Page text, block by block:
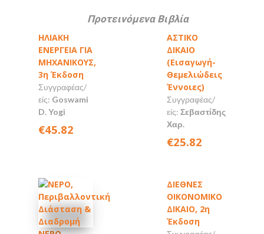
Προτεινόμενα Βιβλία
ΗΛΙΑΚΗ
ΕΝΕΡΓΕΙΑ ΓΙΑ
ΜΗΧΑΝΙΚΟΥΣ,
3η Έκδοση
Συγγραφέας/
είς: Goswami
D. Yogi
€45.82
ΑΣΤΙΚΟ
ΔΙΚΑΙΟ
(Εισαγωγή-
Θεμελιώδεις
Έννοιες)
Συγγραφέας/
είς: Σεβαστίδης
Χαρ.
€25.82
ΔΙΕΘΝΕΣ
ΟΙΚΟΝΟΜΙΚΟ
ΔΙΚΑΙΟ, 2η
Έκδοση